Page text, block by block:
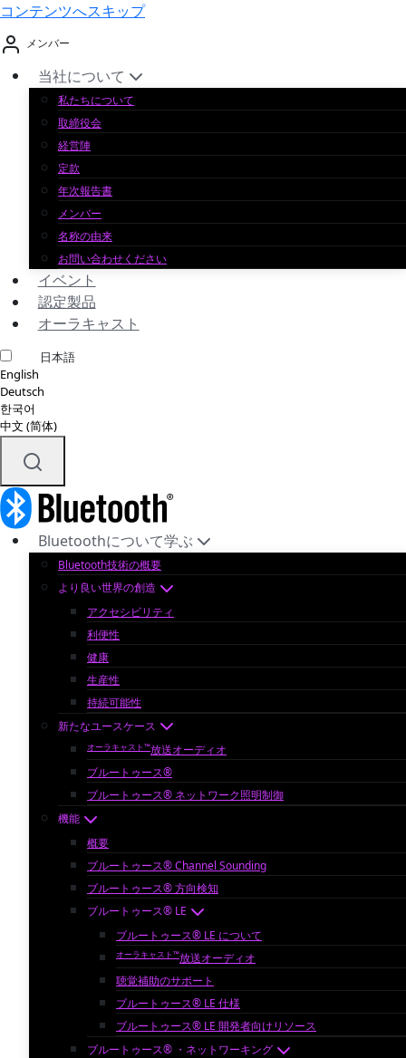
コンテンツへスキップ
メンバー
当社について
私たちについて
取締役会
経営陣
定款
年次報告書
メンバー
名称の由来
お問い合わせください
イベント
認定製品
オーラキャスト
日本語
English
Deutsch
한국어
中文 (简体)
Bluetoothについて学ぶ
Bluetooth技術の概要
より良い世界の創造
アクセシビリティ
利便性
健康
生産性
持続可能性
新たなユースケース
オーラキャスト™放送オーディオ
ブルートゥース®
ブルートゥース® ネットワーク照明制御
機能
概要
ブルートゥース® Channel Sounding
ブルートゥース® 方向検知
ブルートゥース® LE
ブルートゥース® LE について
オーラキャスト™放送オーディオ
聴覚補助のサポート
ブルートゥース® LE 仕様
ブルートゥース® LE 開発者向けリソース
ブルートゥース® ・ネットワーキング